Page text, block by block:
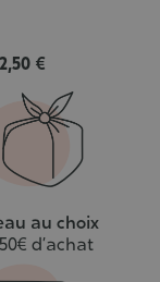
€
au choix
d’achat